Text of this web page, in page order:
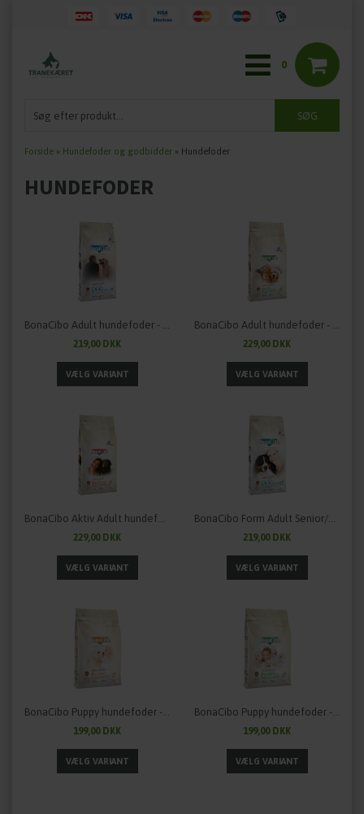
0
Forside » Hundefoder og godbidder » Hundefoder
HUNDEFODER
BonaCibo Adult hundefoder - Kylling & Ris med ansjoser
219,00 DKK
BonaCibo Adult hundefoder - Lam & Ris med ansjoser
229,00 DKK
BonaCibo Aktiv Adult hundefoder - Kylling & Ris med ansjoser
229,00 DKK
BonaCibo Form Adult Senior/Light hundefoder - Kylling & Ris med ansjoser
219,00 DKK
BonaCibo Puppy hundefoder - Kylling & Ris med ansjoser
199,00 DKK
BonaCibo Puppy hundefoder - Lam & Ris med ansjoser
199,00 DKK